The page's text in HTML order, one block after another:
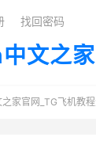
文之家
找回密码
家官网_TG飞机教